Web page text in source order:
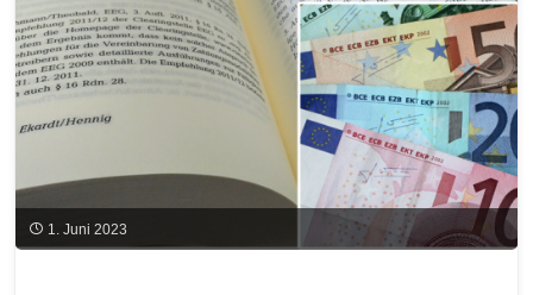
1. Juni 2023